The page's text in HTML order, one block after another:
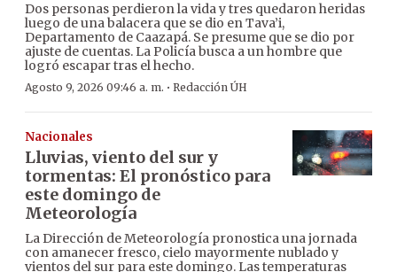
Dos personas perdieron la vida y tres quedaron heridas
luego de una balacera que se dio en Tava’i,
Departamento de Caazapá. Se presume que se dio por
ajuste de cuentas. La Policía busca a un hombre que
logró escapar tras el hecho.
Agosto 9, 2026 09:46 a. m. · Redacción ÚH
Nacionales
Lluvias, viento del sur y
tormentas: El pronóstico para
este domingo de
Meteorología
La Dirección de Meteorología pronostica una jornada
con amanecer fresco, cielo mayormente nublado y
vientos del sur para este domingo. Las temperaturas